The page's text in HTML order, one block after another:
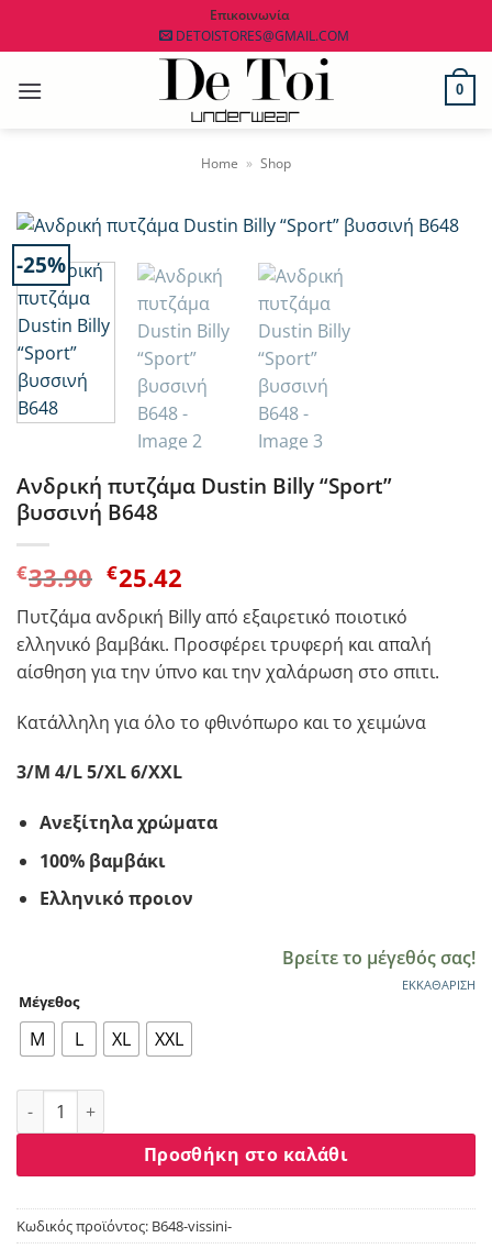
Επικοινωνία
DETOISTORES@GMAIL.COM
0
Home » Shop
-25%
Ανδρική πυτζάμα Dustin Billy “Sport”
βυσσινή B648
€33.90 Original
price
was:
€33.90.
€25.42Η
τρέχουσα
τιμή
είναι:
€25.42.
Πυτζάμα ανδρική Billy από εξαιρετικό ποιοτικό
ελληνικό βαμβάκι. Προσφέρει τρυφερή και απαλή
αίσθηση για την ύπνο και την χαλάρωση στο σπιτι.
Κατάλληλη για όλο το φθινόπωρο και το χειμώνα
3/M 4/L 5/XL 6/XXL
Ανεξίτηλα χρώματα
100% βαμβάκι
Ελληνικό προιον
Βρείτε το μέγεθός σας!
Μέγεθος
M L XL XXL
ΕΚΚΑΘΆΡΙΣΗ
Ανδρική πυτζάμα Dustin Billy “Sport” βυσσινή B648
Προσθήκη στο καλάθι
Κωδικός προϊόντος: B648-vissini-